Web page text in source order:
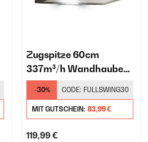
Zugspitze 60cm
337m³/h Wandhaube
Schwarz
-30% CODE: FULLSWING30
MIT GUTSCHEIN: 83,99 €
119,99 €